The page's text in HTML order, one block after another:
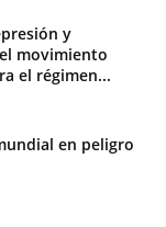
y
movimiento
el régimen...
en peligro